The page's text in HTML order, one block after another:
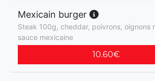
Mexicain burger
Steak 100g, cheddar, poivrons, oignons
sauce mexicaine
10.60€